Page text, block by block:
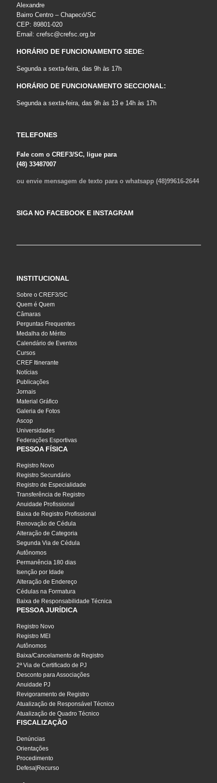
Alexandre
Bairro Centro – Chapecó/SC
CEP: 89801-020
Email: crefsc@crefsc.org.br
HORÁRIO DE FUNCIONAMENTO SEDE:
Segunda a sexta-feira, das 9h às 17h
HORÁRIO DE FUNCIONAMENTO SECCIONAL:
Segunda a sexta-feira, das 9h às 13 e 14h às 17h
TELEFONES
Fale com o CREF3/SC, ligue para
(48) 33487007
ou envie mensagem de texto para o whatsapp (48)99616-2644
SIGA NO FACEBOOK E INSTAGRAM
INSTITUCIONAL
Sobre o CREF3/SC
Quem é Quem
Câmaras
Perguntas Frequentes
Medalha do Mérito
Calendário de Eventos
Cursos
CREF Itinerante
Notícias
Publicações
Jornais
Material Gráfico
Galeria de Fotos
Ascop
Universidades
Federações Esportivas
PESSOA FÍSICA
Registro Novo
Registro Secundário
Registro de Especialidade
Transferência de Registro
Anuidade Profissional
Baixa de Registro Profissional
Renovação de Cédula
Alteração de Categoria
Segunda Via de Cédula
Autônomos
Permanência 180 dias
Isenção por Idade
Alteração de Endereço
Cédulas na Formatura
Baixa de Responsabilidade Técnica
PESSOA JURÍDICA
Registro Novo
Registro MEI
Autônomos
Baixa/Cancelamento de Registro
2ª Via de Certificado de PJ
Desconto para Associações
Anuidade PJ
Revigoramento de Registro
Atualização de Responsável Técnico
Atualização de Quadro Técnico
FISCALIZAÇÃO
Denúncias
Orientações
Procedimento
Defesa|Recurso